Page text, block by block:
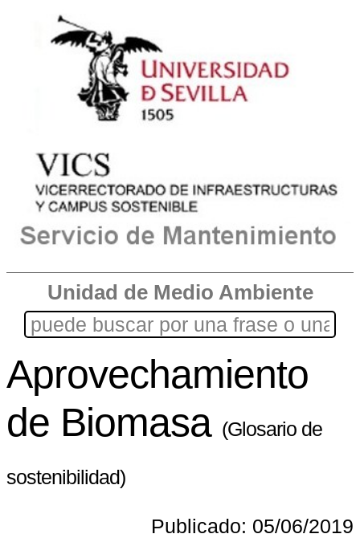
Unidad de Medio Ambiente
Aprovechamiento
de Biomasa (Glosario de
sostenibilidad)
Publicado: 05/06/2019